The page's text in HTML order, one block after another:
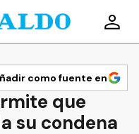
como fuente en
que
su condena